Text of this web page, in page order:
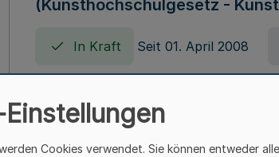
(Kunsthochschulgesetz -
In Kraft Seit 01. April 2008
Verordnung über Beihilfen in
Todesfällen
Cookies verwendet. Sie können entweder